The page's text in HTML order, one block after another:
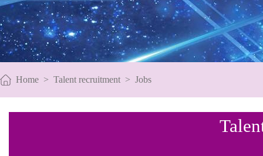
Home > Talent recruitment > Jobs